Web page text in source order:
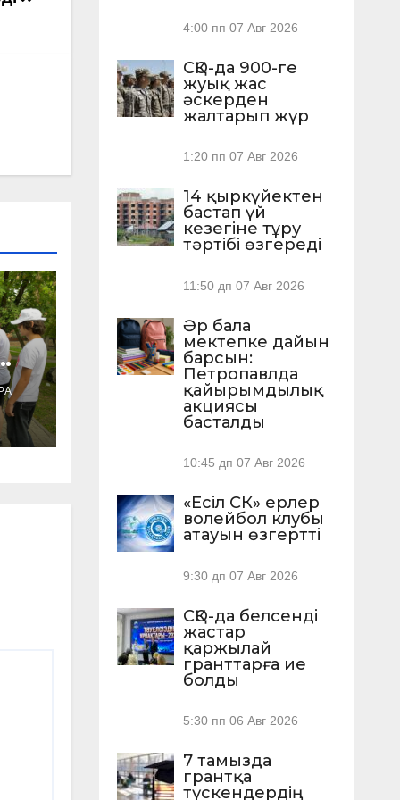
4:00 пп 07 Авг 2026
СҚО-да 900-ге
жуық жас
әскерден
жалтарып жүр
1:20 пп 07 Авг 2026
14 қыркүйектен
бастап үй
кезегіне тұру
тәртібі өзгереді
11:50 дп 07 Авг 2026
Әр бала
мектепке дайын
барсын:
Петропавлда
қайырымдылық
акциясы
басталды
10:45 дп 07 Авг 2026
«Есіл СК» ерлер
волейбол клубы
атауын өзгертті
9:30 дп 07 Авг 2026
СҚО-да белсенді
жастар
қаржылай
гранттарға ие
болды
5:30 пп 06 Авг 2026
7 тамызда
грантқа
түскендердің